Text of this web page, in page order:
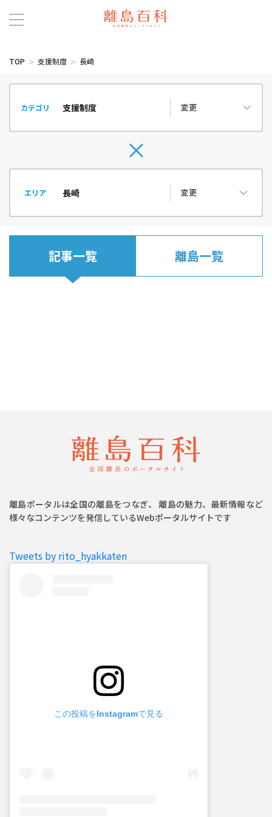
TOP 支援制度 長崎
カテゴリ 変更
エリア 変更
記事一覧 離島一覧
離島ポータルは全国の離島をつなぎ、 離島の魅力、最新情報など
様々なコンテンツを発信しているWebポータルサイトです
Tweets by rito_hyakkaten
この投稿をInstagramで見る